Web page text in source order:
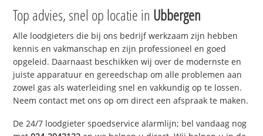
Top advies, snel op locatie in Ubbergen
Alle loodgieters die bij ons bedrijf werkzaam zijn hebben
kennis en vakmanschap en zijn professioneel en goed
opgeleid. Daarnaast beschikken wij over de modernste en
juiste apparatuur en gereedschap om alle problemen aan
zowel gas als waterleiding snel en vakkundig op te lossen.
Neem contact met ons op om direct een afspraak te maken.
De 24/7 loodgieter spoedservice alarmlijn; bel vandaag nog